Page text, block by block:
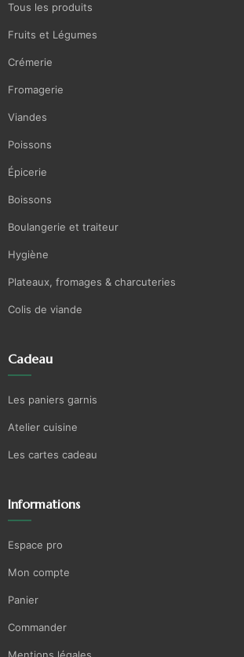
Tous les produits
Fruits et Légumes
Crémerie
Fromagerie
Viandes
Poissons
Épicerie
Boissons
Boulangerie et traiteur
Hygiène
Plateaux, fromages & charcuteries
Colis de viande
Cadeau
Les paniers garnis
Atelier cuisine
Les cartes cadeau
Informations
Espace pro
Mon compte
Panier
Commander